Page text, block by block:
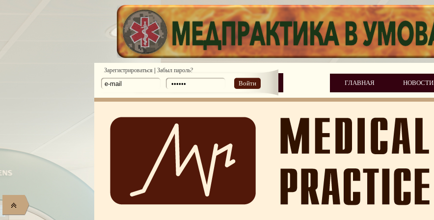
Зарегистрироваться | Забыл пароль?
Войти ГЛАВНАЯ НОВОСТИ
18-й Всемирный Конгресс по медицинскому праву